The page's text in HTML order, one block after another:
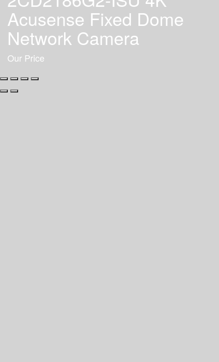
Acusense Fixed Dome
Network Camera
Our Price